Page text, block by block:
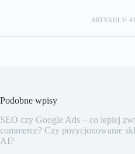
ARTYKUŁY:
Podobne wpisy
SEO czy Google Ads – co lepiej
commerce? Czy pozycjonowanie
AI?